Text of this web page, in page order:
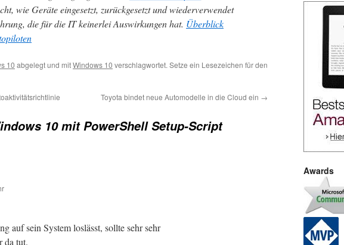
wie Geräte eingesetzt, zurückgesetzt und wiederverwendet
die für die IT keinerlei Auswirkungen hat. Überblick
10 abgelegt und mitWindows 10 verschlagwortet. Setze ein Lesezeichen für den
Toyota bindet neue Automodelle in die Cloud ein →
10 mit PowerShell Setup-Script
auf sein System loslässt, sollte sehr sehr
da tut.
Awards